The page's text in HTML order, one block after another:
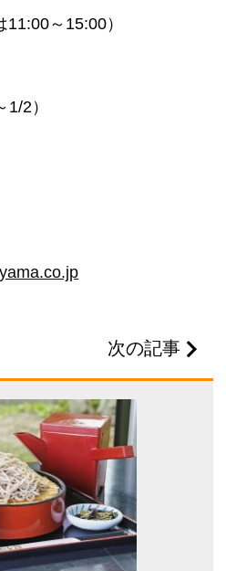
～15:00）
2）
次の記事